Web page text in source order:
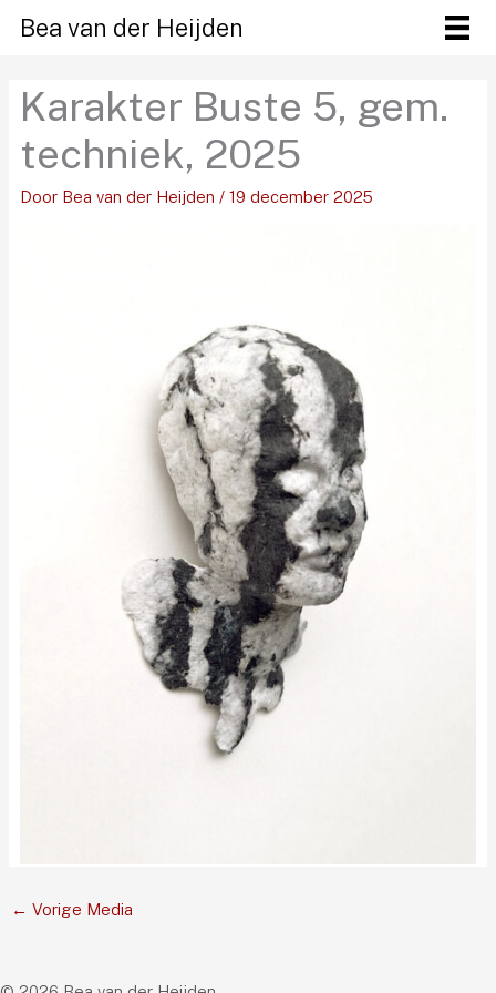
naar
inhoud
Bea van der Heijden
Karakter Buste 5, gem.
techniek, 2025
Door Bea van der Heijden / 19 december 2025
← Vorige Media